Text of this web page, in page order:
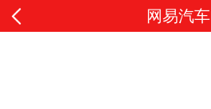
网易汽车